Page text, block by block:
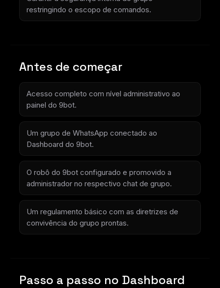
restringindo o escopo de comandos.
Antes de começar
Acesso completo com nível administrativo ao
painel do 9bot.
Um grupo de WhatsApp conectado ao
Dashboard do 9bot.
O robô do 9bot configurado e promovido a
administrador no respectivo chat de grupo.
Um regulamento básico com as diretrizes de
convivência do grupo prontas.
Passo a passo no Dashboard